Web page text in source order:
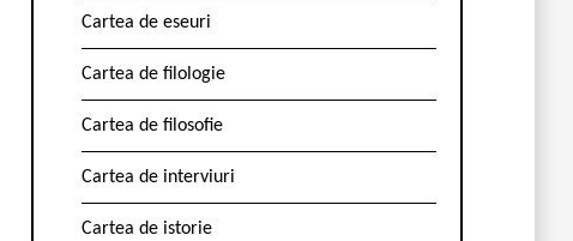
Cartea de eseuri
Cartea de filologie
Cartea de filosofie
Cartea de interviuri
Cartea de istorie